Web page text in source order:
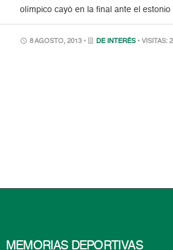
olímpico cayó en la final ante el estonio
8 AGOSTO, 2013 • DE INTERÉS • VISITAS:
MEMORIAS DEPORTIVAS